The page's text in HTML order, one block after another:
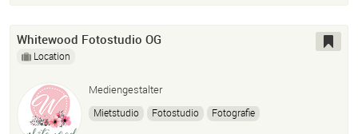
Whitewood Fotostudio OG
Location
Mediengestalter
Mietstudio Fotostudio
Fotografie